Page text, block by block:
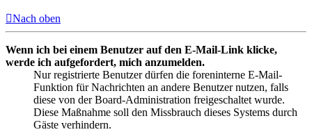
Nach oben
Wenn ich bei einem Benutzer auf den E-Mail-Link klicke,
werde ich aufgefordert, mich anzumelden.
Nur registrierte Benutzer dürfen die foreninterne E-Mail-
Funktion für Nachrichten an andere Benutzer nutzen, falls
diese von der Board-Administration freigeschaltet wurde.
Diese Maßnahme soll den Missbrauch dieses Systems durch
Gäste verhindern.